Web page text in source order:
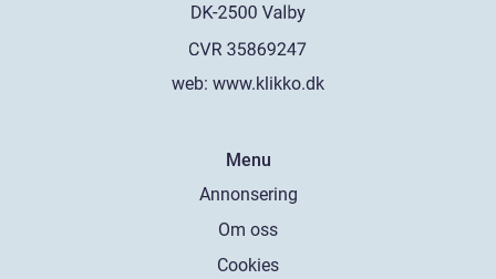
web: www.klikko.dk
Menu
Annonsering
Om oss
Cookies